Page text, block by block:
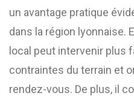
un avantage pratique
dans la région lyonnaise.
local peut intervenir plus
contraintes du terrain et
rendez-vous. De plus, il